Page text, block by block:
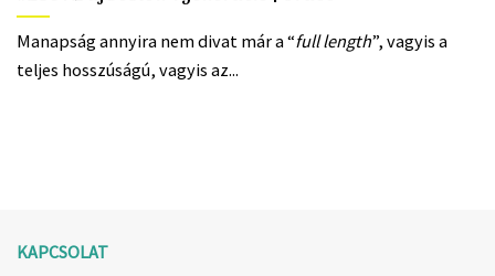
Manapság annyira nem divat már a “full length”, vagyis a
teljes hosszúságú, vagyis az...
KAPCSOLAT